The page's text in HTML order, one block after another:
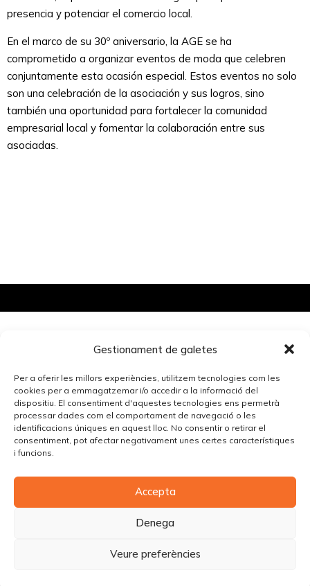
Gestionament de galetes
Per a oferir les millors experiències, utilitzem tecnologies com les
cookies per a emmagatzemar i/o accedir a la informació del
dispositiu. El consentiment d'aquestes tecnologies ens permetrà
processar dades com el comportament de navegació o les
identificacions úniques en aquest lloc. No consentir o retirar el
consentiment, pot afectar negativament unes certes característiques
i funcions.
Accepta
Denega
Veure preferències
presencia y potenciar el comercio local.
En el marco de su 30º aniversario, la AGE se ha
comprometido a organizar eventos de moda que celebren
conjuntamente esta ocasión especial. Estos eventos no solo
son una celebración de la asociación y sus logros, sino
también una oportunidad para fortalecer la comunidad
empresarial local y fomentar la colaboración entre sus
asociadas.
Entrada anterior Entrada siguiente
© Copyright Piùbella Models Agency
Política de cookies
Carrer Tomàs Carreras Artau, nº 9 baixos, 17003, Girona